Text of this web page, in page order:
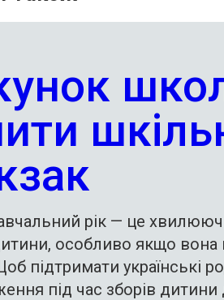
рік — це
особливо якщо вона
підтримати українські
під час зборів